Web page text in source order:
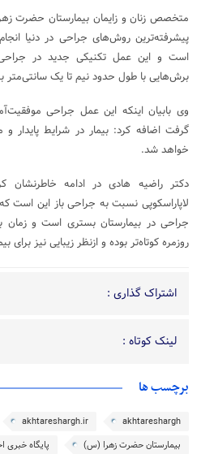
متخصص زنان و زایمان بیمارستان حضرت
پیشرفته‌ترین روش‌های جراحی در دنیا
است و این عمل تکنیکی جدید در
برش‌هایی با طول حدود نیم تا یک سانتی‌متر
وی بابیان اینکه این عمل جراحی
گرفت اضافه کرد: بیمار در شرایط پایدار
خواهد شد.
دکتر راضیه هادی در ادامه
لاپاراسکوپی نسبت به جراحی باز این است
جراحی در بیمارستان بستری است و زمان
روزمره کوتاه‌تر بوده و ازنظر زیبایی نیز
اشتراک گذاری :
لینک کوتاه :
برچسب ها
akhtareshargh
akhtareshargh.ir
بیمارستان حضرت زهرا (س)
پایگاه خبری